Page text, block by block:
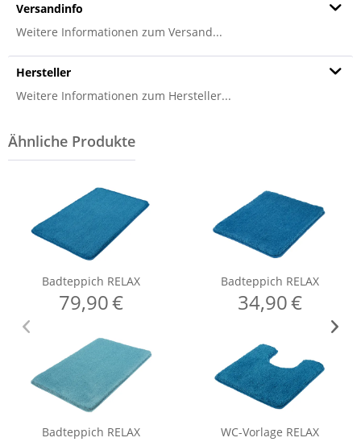
Versandinfo
Weitere Informationen zum Versand...
Hersteller
Weitere Informationen zum Hersteller...